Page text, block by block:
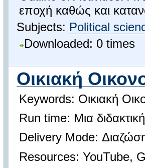
εποχή καθώς και
Subjects: Political
Downloaded: 0 times
Οικιακή
Keywords: Οικιακή
Run time: Μια
Delivery Mode:
Resources: YouTube,